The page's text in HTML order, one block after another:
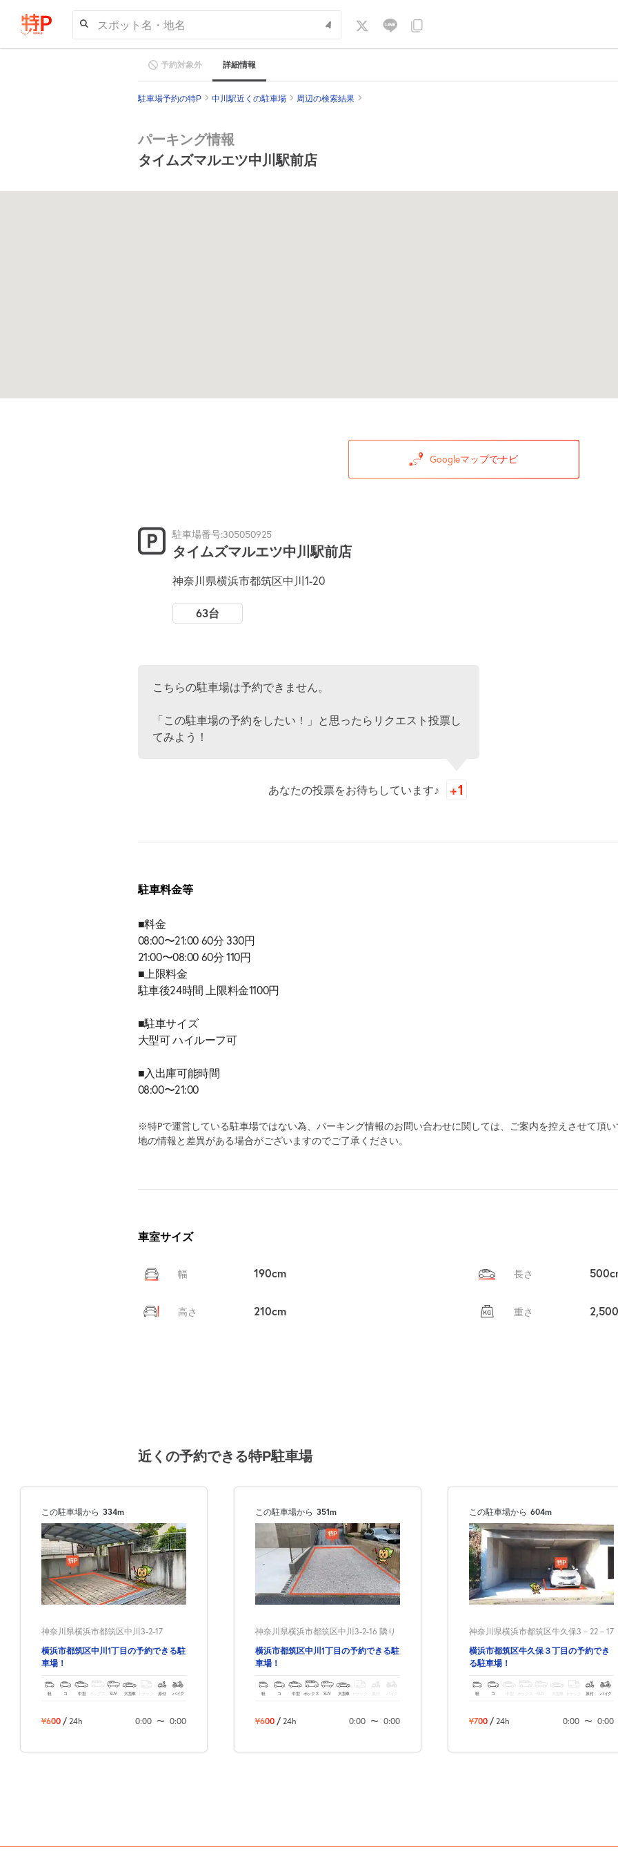
スポット名・地名
予約対象外 詳細情報
駐車場予約の特P 中川駅近くの駐車場 周辺の検索結果
パーキング情報
タイムズマルエツ中川駅前店
Googleマップでナビ
駐車場番号:305050925
タイムズマルエツ中川駅前店
神奈川県横浜市都筑区中川1-20
63台
こちらの駐車場は予約できません。
「この駐車場の予約をしたい！」と思ったらリクエスト投票し
てみよう！
あなたの投票をお待ちしています♪
駐車料金等
■料金
08:00〜21:00 60分 330円
21:00〜08:00 60分 110円
■上限料金
駐車後24時間 上限料金1100円
■駐車サイズ
大型可 ハイルーフ可
■入出庫可能時間
08:00〜21:00
※特Pで運営している駐車場ではない為、パーキング情報のお問い合わせに関しては、ご案内を控えさせて頂
地の情報と差異がある場合がございますのでご了承ください。
車室サイズ
幅 190cm 長さ
高さ 210cm 重さ
近くの予約できる特P駐車場
この駐車場から 334m
神奈川県横浜市都筑区中川3-2-17
横浜市都筑区中川1丁目の予約できる駐
車場！
軽 コ 中型 ボックス SUV 大型車 トラック 原付 バイク
¥600 / 24h 0:00 〜 0:00
この駐車場から 351m
神奈川県横浜市都筑区中川3-2-16 隣り
横浜市都筑区中川1丁目の予約できる駐
車場！
軽 コ 中型 ボックス SUV 大型車 トラック バイク
¥600 / 24h 0:00 〜 0:00
この駐車場から 604m
神奈川県横浜市都筑区牛久保3－22－17
横浜市都筑区牛久保３丁目の予約でき
る駐車場！
軽 コ ボックス SUV トラック 原付 バイク
¥700 / 24h 0:00 〜 0:00